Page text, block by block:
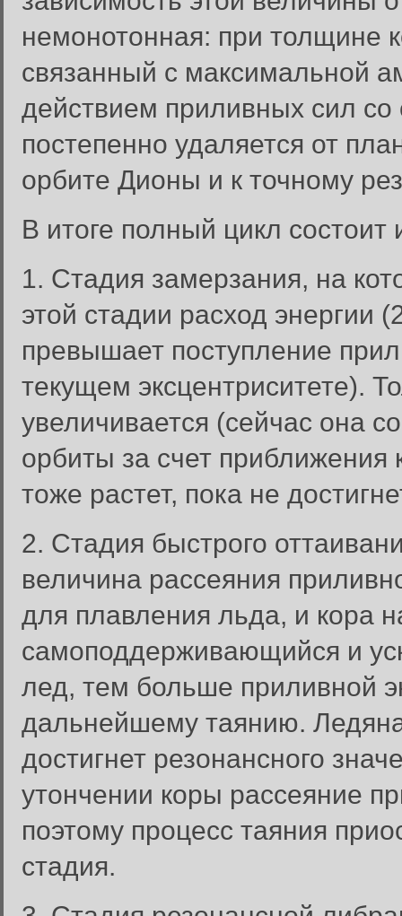
немонотонная: при толщине
связанный с максимальной
действием приливных сил
постепенно удаляется от
орбите Дионы и к точному
В итоге полный цикл состоит
1. Стадия замерзания, на
этой стадии расход энергии
превышает поступление
текущем эксцентриситете).
увеличивается (сейчас она
орбиты за счет приближения
тоже растет, пока не
2. Стадия быстрого
величина рассеяния
для плавления льда, и кора
самоподдерживающийся и
лед, тем больше приливной
дальнейшему таянию.
достигнет резонансного
утончении коры рассеяние
поэтому процесс таяния
стадия.